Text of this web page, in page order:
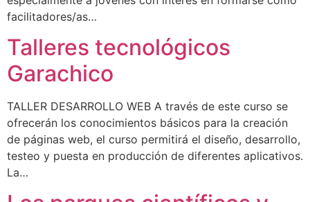
facilitadores/as…
Talleres tecnológicos
Garachico
TALLER DESARROLLO WEB A través de este curso se
ofrecerán los conocimientos básicos para la creación
de páginas web, el curso permitirá el diseño, desarrollo,
testeo y puesta en producción de diferentes aplicativos.
La…